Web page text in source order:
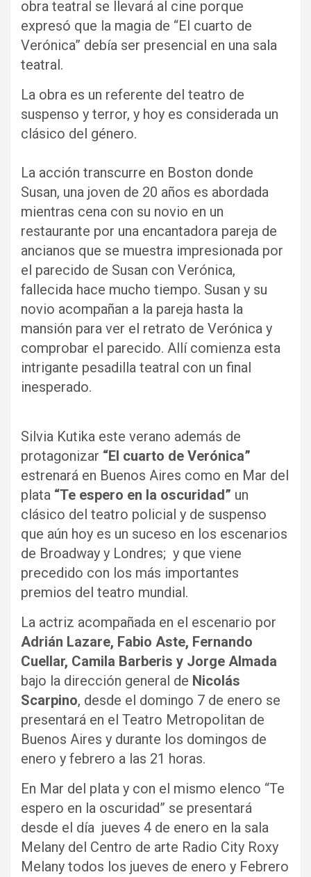
obra teatral se llevará al cine porque
expresó que la magia de “El cuarto de
Verónica” debía ser presencial en una sala
teatral.
La obra es un referente del teatro de
suspenso y terror, y hoy es considerada un
clásico del género.
La acción transcurre en Boston donde
Susan, una joven de 20 años es abordada
mientras cena con su novio en un
restaurante por una encantadora pareja de
ancianos que se muestra impresionada por
el parecido de Susan con Verónica,
fallecida hace mucho tiempo. Susan y su
novio acompañan a la pareja hasta la
mansión para ver el retrato de Verónica y
comprobar el parecido. Allí comienza esta
intrigante pesadilla teatral con un final
inesperado.
Silvia Kutika este verano además de
protagonizar “El cuarto de Verónica”
estrenará en Buenos Aires como en Mar del
plata “Te espero en la oscuridad” un
clásico del teatro policial y de suspenso
que aún hoy es un suceso en los escenarios
de Broadway y Londres; y que viene
precedido con los más importantes
premios del teatro mundial.
La actriz acompañada en el escenario por
Adrián Lazare, Fabio Aste, Fernando
Cuellar, Camila Barberis y Jorge Almada
bajo la dirección general de Nicolás
Scarpino, desde el domingo 7 de enero se
presentará en el Teatro Metropolitan de
Buenos Aires y durante los domingos de
enero y febrero a las 21 horas.
En Mar del plata y con el mismo elenco “Te
espero en la oscuridad” se presentará
desde el día jueves 4 de enero en la sala
Melany del Centro de arte Radio City Roxy
Melany todos los jueves de enero y Febrero